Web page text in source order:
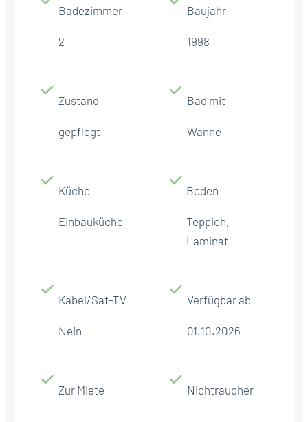
Badezimmer
2
Baujahr
1998
Zustand
gepflegt
Bad mit
Wanne
Küche
Einbauküche
Boden
Teppich,
Laminat
Kabel/Sat-TV
Nein
Verfügbar ab
01.10.2026
Zur Miete Nichtraucher